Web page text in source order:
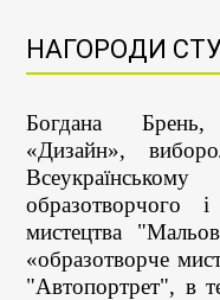
НАГОРОДИ
Богдана Брень,
«Дизайн»,
образотворчого
мистецтва
«образотворче
"Автопортрет", в